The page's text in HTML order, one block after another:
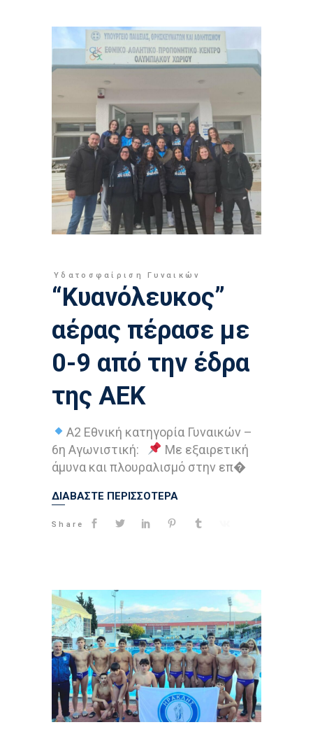
Υδατοσφαίριση Γυναικών
“Κυανόλευκος”
αέρας πέρασε με
0-9 από την έδρα
της ΑΕΚ
Α2 Εθνική κατηγορία Γυναικών –
6η Αγωνιστική:
Με εξαιρετική
άμυνα και πλουραλισμό στην επ�
ΔΙΑΒΑΣΤΕ ΠΕΡΙΣΣΟΤΕΡΑ
Share